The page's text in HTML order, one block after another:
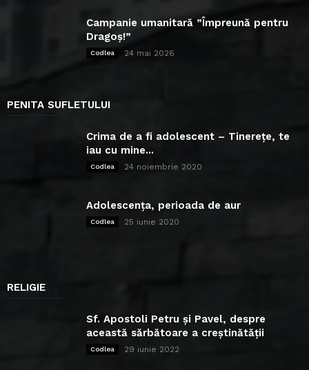
Campanie umanitară ”Împreună pentru
Dragoș!”
Codlea 24 mai 2026
PENITA SUFLETULUI
Crima de a fi adolescent – Tinerețe, te
iau cu mine...
Codlea 24 noiembrie 2020
Adolescența, perioada de aur
Codlea 25 iunie 2020
RELIGIE
Sf. Apostoli Petru și Pavel, despre
această sărbătoare a creștinătății
Codlea 29 iunie 2022